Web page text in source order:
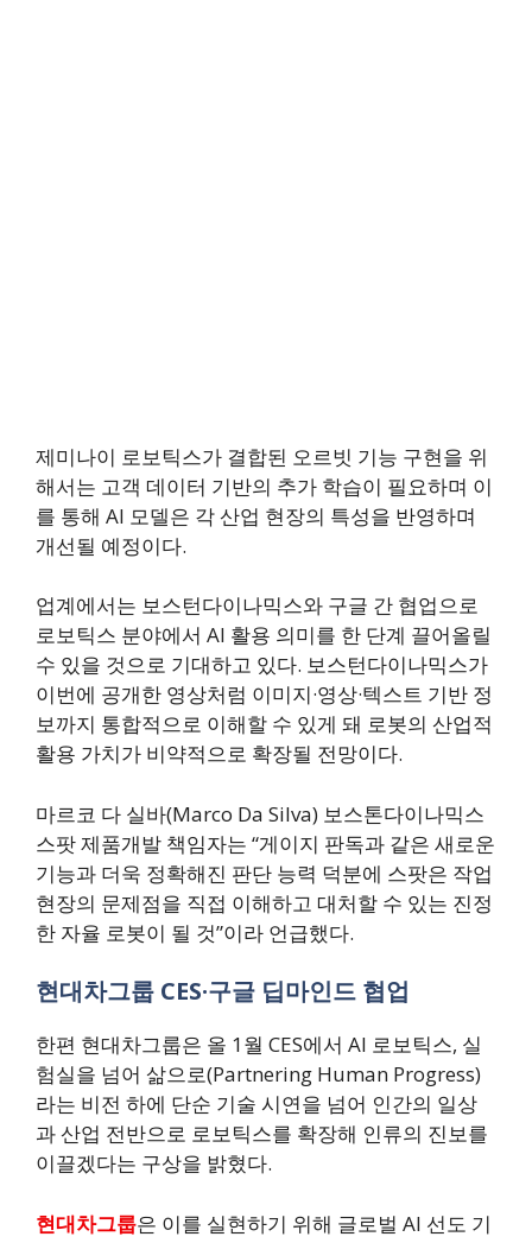
제미나이 로보틱스가 결합된 오르빗 기능 구현을 위
해서는 고객 데이터 기반의 추가 학습이 필요하며 이
를 통해 AI 모델은 각 산업 현장의 특성을 반영하며
개선될 예정이다.
업계에서는 보스턴다이나믹스와 구글 간 협업으로
로보틱스 분야에서 AI 활용 의미를 한 단계 끌어올릴
수 있을 것으로 기대하고 있다. 보스턴다이나믹스가
이번에 공개한 영상처럼 이미지·영상·텍스트 기반 정
보까지 통합적으로 이해할 수 있게 돼 로봇의 산업적
활용 가치가 비약적으로 확장될 전망이다.
마르코 다 실바(Marco Da Silva) 보스톤다이나믹스
스팟 제품개발 책임자는 “게이지 판독과 같은 새로운
기능과 더욱 정확해진 판단 능력 덕분에 스팟은 작업
현장의 문제점을 직접 이해하고 대처할 수 있는 진정
한 자율 로봇이 될 것”이라 언급했다.
현대차그룹 CES·구글 딥마인드 협업
한편 현대차그룹은 올 1월 CES에서 AI 로보틱스, 실
험실을 넘어 삶으로(Partnering Human Progress)
라는 비전 하에 단순 기술 시연을 넘어 인간의 일상
과 산업 전반으로 로보틱스를 확장해 인류의 진보를
이끌겠다는 구상을 밝혔다.
현대차그룹은 이를 실현하기 위해 글로벌 AI 선도 기